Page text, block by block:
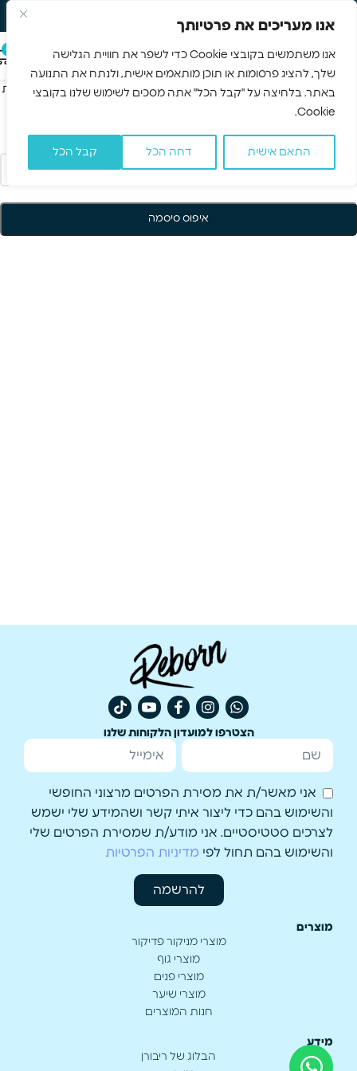
אנו מעריכים את פרטיותך
אנו משתמשים בקובצי Cookie כדי לשפר את חוויית הגלישה
שלך, להציג פרסומות או תוכן מותאמים אישית, ולנתח את התנועה
באתר. בלחיצה על "קבל הכל" אתה מסכים לשימוש שלנו בקובצי
Cookie.
התאם אישית דחה הכל קבל הכל
Skip to main content
0
שכחת את הסיסמה? יש להזין את שם המשתמש או כתובת האימייל. הוראות
איפוס הסיסמה ישלחו באימייל.
*
איפוס סיסמה
הצטרפו למועדון הלקוחות שלנו
אני מאשר/ת את מסירת הפרטים מרצוני החופשי
והשימוש בהם כדי ליצור איתי קשר ושהמידע שלי ישמש
לצרכים סטטיסטיים. אני מודע/ת שמסירת הפרטים שלי
והשימוש בהם תחול לפי מדיניות הפרטיות
להרשמה
מוצרים
מוצרי מניקור פדיקור
מוצרי גוף
מוצרי פנים
מוצרי שיער
חנות המוצרים
מידע
הבלוג של ריבורן